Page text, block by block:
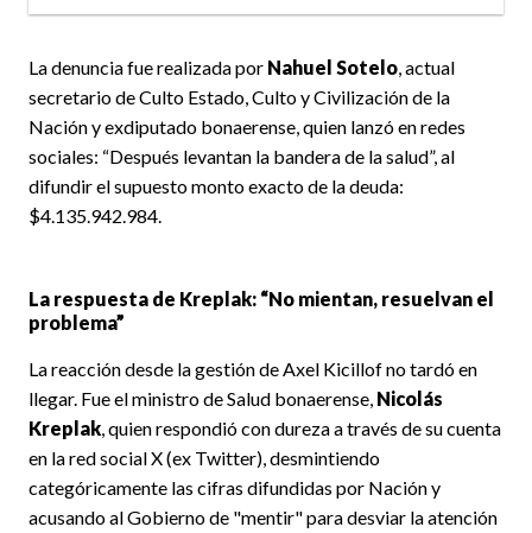
La denuncia fue realizada por Nahuel Sotelo , actual
secretario de Culto Estado, Culto y Civilización de la
Nación y exdiputado bonaerense, quien lanzó en redes
sociales: “Después levantan la bandera de la salud”, al
difundir el supuesto monto exacto de la deuda:
$4.135.942.984.
La respuesta de Kreplak: “No mientan, resuelvan el
problema”
La reacción desde la gestión de Axel Kicillof no tardó en
llegar. Fue el ministro de Salud bonaerense, Nicolás
Kreplak , quien respondió con dureza a través de su cuenta
en la red social X (ex Twitter), desmintiendo
categóricamente las cifras difundidas por Nación y
acusando al Gobierno de "mentir" para desviar la atención